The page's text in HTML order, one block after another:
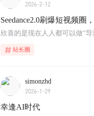
2026-2-12
Seedance2.0刷爆短视频圈
欣喜的是现在人人都可以做“
站长圈
simonzhd
2026-1-29
幸逢AI时代